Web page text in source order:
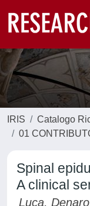
IRIS
Catalogo
01
Spinal
A clinical
Luca, Denaro